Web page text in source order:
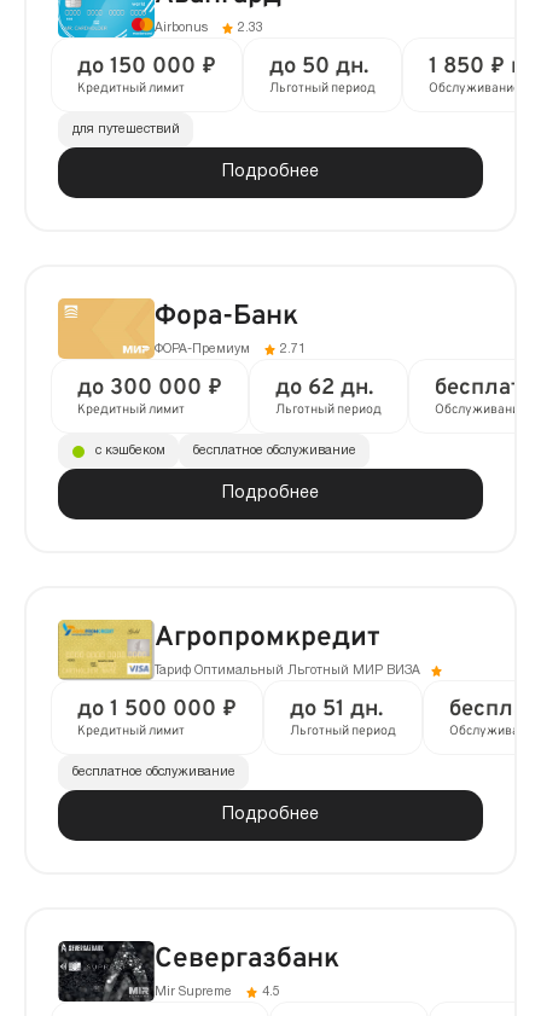
Airbonus 2.33
до 150 000 ₽
Кредитный лимит
до 50 дн.
Льготный период
1 850 ₽ в
Обслуживание
Подробнее
для путешествий
Фора-Банк
ФОРА-Премиум 2.71
до 300 000 ₽
Кредитный лимит
до 62 дн.
Льготный период Обслуживание
Подробнее
с кэшбеком бесплатное обслуживание
Агропромкредит
Тариф Оптимальный Льготный МИР ВИЗА
до 1 500 000 ₽
Кредитный лимит
до 51 дн.
Льготный период Обслуживание
Подробнее
бесплатное обслуживание
Севергазбанк
Mir Supreme 4.5